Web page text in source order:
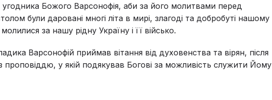
Божого Варсонофія, аби за його молитвами перед
були даровані многі літа в мирі, злагоді та добробуті нашому
за нашу рідну Україну і її військо.
Варсонофій приймав вітання від духовенства та вірян, після
проповіддю, у якій подякував Богові за можливість служити Йому